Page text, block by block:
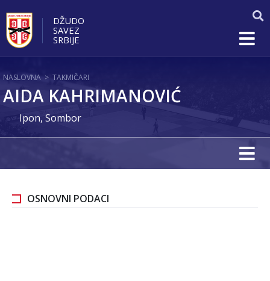
DŽUDO
SAVEZ
SRBIJE
NASLOVNA > TAKMIČARI
AIDA KAHRIMANOVIĆ
Ipon, Sombor
OSNOVNI PODACI